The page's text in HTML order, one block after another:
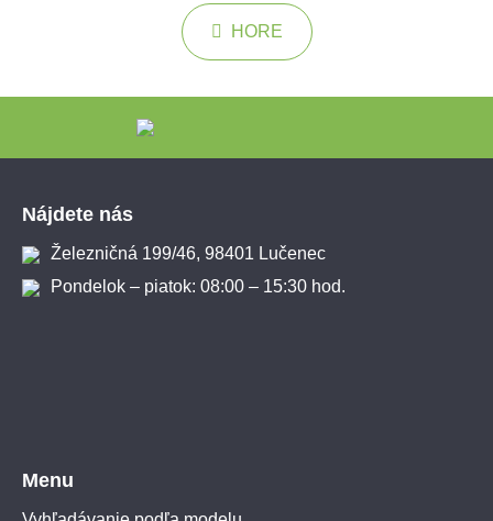
HORE
Nájdete nás
Železničná 199/46, 98401 Lučenec
Pondelok – piatok: 08:00 – 15:30 hod.
Menu